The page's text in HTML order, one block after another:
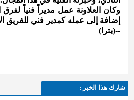
وكان العلاونة عمل مديراً فنياً
إضافة إلى عمله كمدير فني للفريق
--(بترا)
شارك هذا الخبر :